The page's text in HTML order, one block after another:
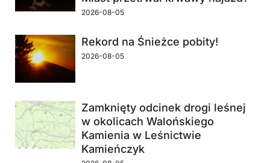
2026-08-05
Rekord na Śnieżce pobity!
2026-08-05
Zamknięty odcinek drogi leśnej
w okolicach Walońskiego
Kamienia w Leśnictwie
Kamieńczyk